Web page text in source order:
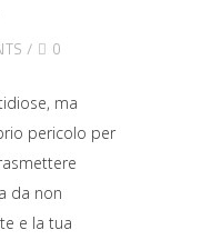
0
ma
pericolo per
da non
e la tua